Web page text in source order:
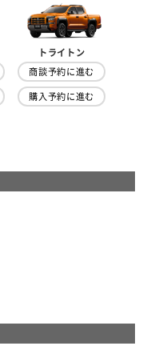
トライトン
商談予約に進む
購入予約に進む